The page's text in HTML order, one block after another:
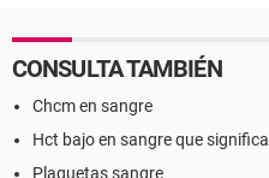
CONSULTA TAMBIÉN
Chcm en sangre
Hct bajo en sangre que significa
Plaquetas sangre